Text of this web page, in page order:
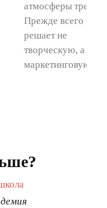
атмосферы трека.
Прежде всего он
решает не
творческую, а
маркетинговую